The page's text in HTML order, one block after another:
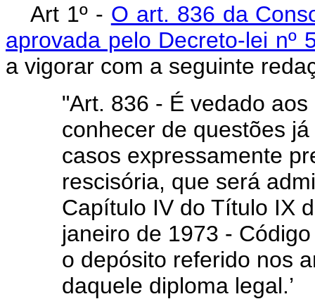
Art 1º - O art. 836 da
aprovada pelo Decreto-lei nº
a vigorar com a seguinte
"Art. 836 - É vedado
conhecer de questões
casos expressamente
rescisória, que será
Capítulo IV do Título IX
janeiro de 1973 -
o depósito referido nos
daquele diploma legal.’